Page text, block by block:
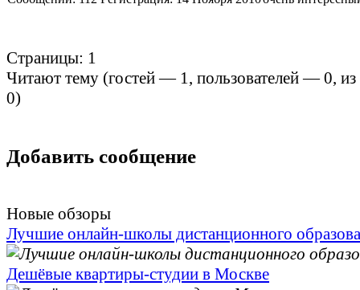
Страницы: 1
Читают тему (гостей — 1, пользователей —0,
0)
Добавить сообщение
Новые обзоры
Лучшие онлайн-школы дистанционного
Дешёвые квартиры-студии в Москве